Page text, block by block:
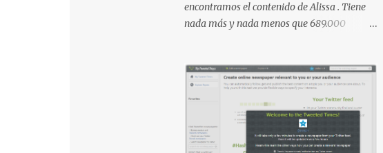
encontramos el contenido de Alissa . Tiene
nada más y nada menos que 689.000
16 carpetas con diferente contenido para
aprender expresiones, cultura, cocina etc.
https://www.youtube.com/@AlissaOfficial/p
laylists 2. Canal de Anastasia G . con
224.000 subscriptores y 97 vídeos en